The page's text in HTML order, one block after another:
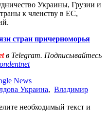
Украины, Грузии и
к членству в ЕС,
стран причерноморья
в Telegram. Подписывайтесь
News
Украина, Владимир
необходимый текст и